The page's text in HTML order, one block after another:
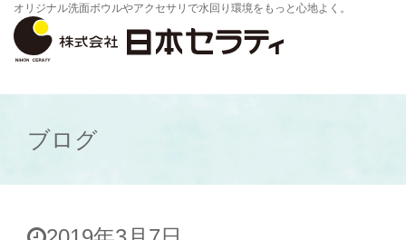
オリジナル洗面ボウルやアクセサリで水回り環境をもっと心地よく。
ブログ